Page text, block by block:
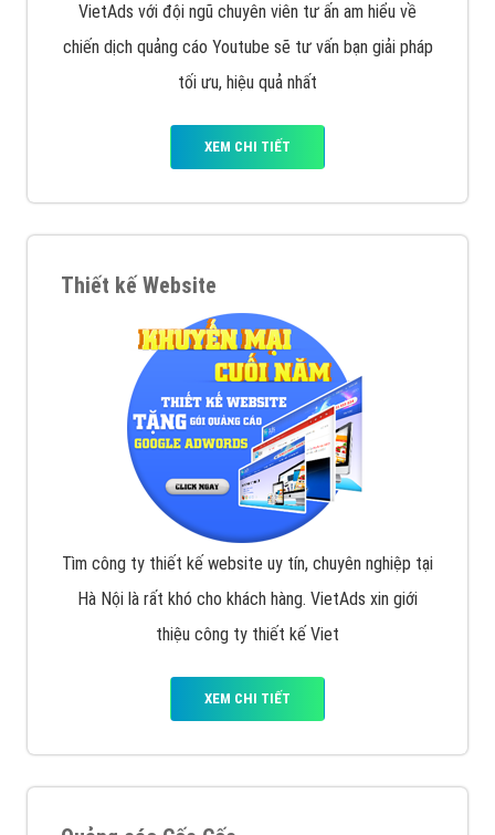
VietAds với đội ngũ chuyên viên tư ấn am hiểu về
chiến dịch quảng cáo Youtube sẽ tư vấn bạn giải pháp
tối ưu, hiệu quả nhất
XEM CHI TIẾT
Thiết kế Website
Tìm công ty thiết kế website uy tín, chuyên nghiệp tại
Hà Nội là rất khó cho khách hàng. VietAds xin giới
thiệu công ty thiết kế Viet
XEM CHI TIẾT